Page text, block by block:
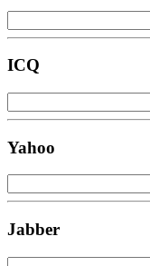
ICQ
Yahoo
Jabber